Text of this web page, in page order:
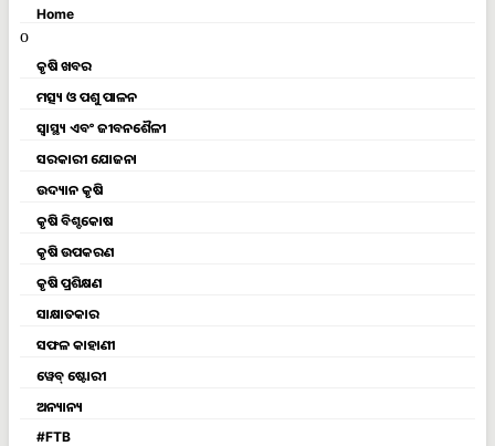
Home
o
କୃଷି ଖବର
ମତ୍ସ୍ୟ ଓ ପଶୁ ପାଳନ
ସ୍ୱାସ୍ଥ୍ୟ ଏବଂ ଜୀବନଶୈଳୀ
ସରକାରୀ ଯୋଜନା
ଉଦ୍ୟାନ କୃଷି
କୃଷି ବିଶ୍ବକୋଷ
କୃଷି ଉପକରଣ
କୃଷି ପ୍ରଶିକ୍ଷଣ
ସାକ୍ଷାତକାର
ସଫଳ କାହାଣୀ
ୱେବ୍ ଷ୍ଟୋରୀ
ଅନ୍ୟାନ୍ୟ
#FTB